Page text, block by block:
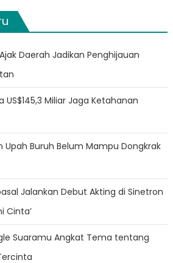
Daerah Jadikan Penghijauan
US$145,3 Miliar Jaga Ketahanan
Upah Buruh Belum Mampu Dongkrak
Jalankan Debut Akting di Sinetron
Cinta’
Suaramu Angkat Tema tentang